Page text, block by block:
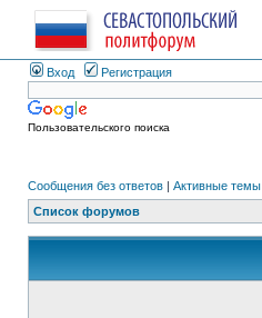
Вход Регистрация
Пользовательского поиска
Сообщения без ответов | Активные темы
Список форумов